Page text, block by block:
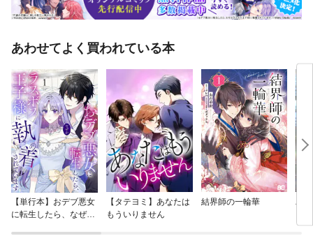
あわせてよく買われている本
【単行本】おデブ悪女
に転生したら、なぜか
【タテヨミ】あなたは
もういりません
結界師の一輪華
バ
今